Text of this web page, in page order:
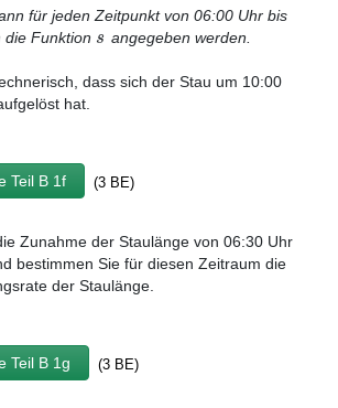
für jeden Zeitpunkt von 06:00 Uhr bis
die Funktion s angegeben werden.
dass sich der Stau um 10:00
hat.
Teil B 1f (3 BE)
Zunahme der Staulänge von 06:30 Uhr
bestimmen Sie für diesen Zeitraum die
der Staulänge.
Teil B 1g (3 BE)